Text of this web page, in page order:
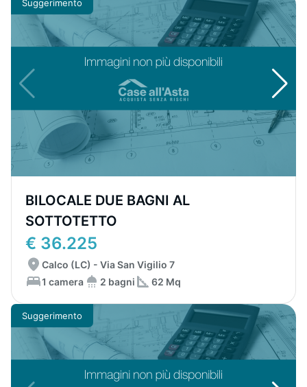
Suggerimento
BILOCALE DUE BAGNI AL
SOTTOTETTO
€ 36.225
Calco (LC) - Via San Vigilio 7
1 camera
2 bagni 62 Mq
Suggerimento